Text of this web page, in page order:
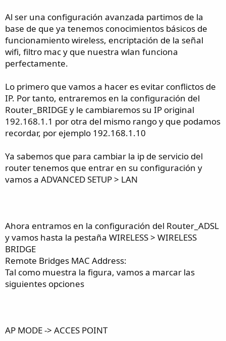
Al ser una configuración avanzada partimos de la
base de que ya tenemos conocimientos básicos de
funcionamiento wireless, encriptación de la señal
wifi, filtro mac y que nuestra wlan funciona
perfectamente.
Lo primero que vamos a hacer es evitar conflictos de
IP. Por tanto, entraremos en la configuración del
Router_BRIDGE y le cambiaremos su IP original
192.168.1.1 por otra del mismo rango y que podamos
recordar, por ejemplo 192.168.1.10
Ya sabemos que para cambiar la ip de servicio del
router tenemos que entrar en su configuración y
vamos a ADVANCED SETUP > LAN
Ahora entramos en la configuración del Router_ADSL
y vamos hasta la pestaña WIRELESS > WIRELESS
BRIDGE
Remote Bridges MAC Address:
Tal como muestra la figura, vamos a marcar las
siguientes opciones
AP MODE -> ACCES POINT